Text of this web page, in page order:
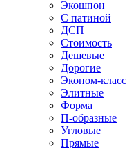
Экошпон
С патиной
ДСП
Стоимость
Дешевые
Дорогие
Эконом-класс
Элитные
Форма
П-образные
Угловые
Прямые